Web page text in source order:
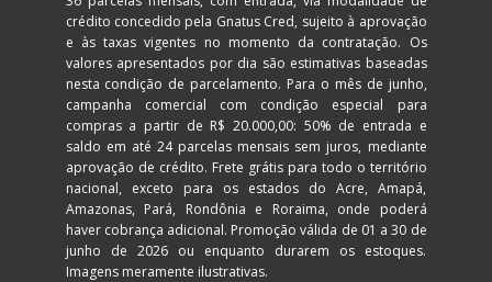
crédito concedido pela Gnatus Cred, sujeito à aprovação
e às taxas vigentes no momento da contratação. Os
valores apresentados por dia são estimativas baseadas
nesta condição de parcelamento. Para o mês de junho,
campanha comercial com condição especial para
compras a partir de R$ 20.000,00: 50% de entrada e
saldo em até 24 parcelas mensais sem juros, mediante
aprovação de crédito. Frete grátis para todo o território
nacional, exceto para os estados do Acre, Amapá,
Amazonas, Pará, Rondônia e Roraima, onde poderá
haver cobrança adicional. Promoção válida de 01 a 30 de
junho de 2026 ou enquanto durarem os estoques.
Imagens meramente ilustrativas.